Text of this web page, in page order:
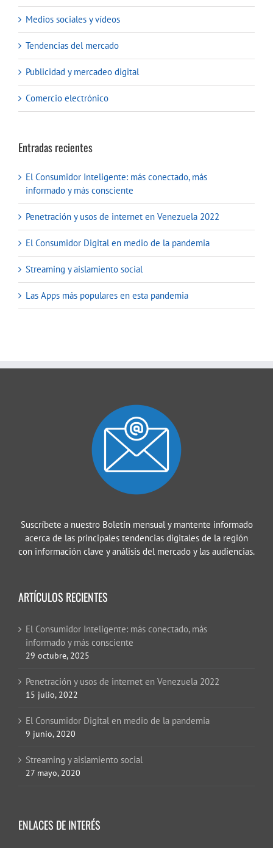
Medios sociales y vídeos
Tendencias del mercado
Publicidad y mercadeo digital
Comercio electrónico
Entradas recientes
El Consumidor Inteligente: más conectado, más
informado y más consciente
Penetración y usos de internet en Venezuela 2022
El Consumidor Digital en medio de la pandemia
Streaming y aislamiento social
Las Apps más populares en esta pandemia
Suscríbete a nuestro Boletín mensual y mantente informado
acerca de las principales tendencias digitales de la región
con información clave y análisis del mercado y las audiencias.
ARTÍCULOS RECIENTES
El Consumidor Inteligente: más conectado, más
informado y más consciente
29 octubre, 2025
Penetración y usos de internet en Venezuela 2022
15 julio, 2022
El Consumidor Digital en medio de la pandemia
9 junio, 2020
Streaming y aislamiento social
27 mayo, 2020
ENLACES DE INTERÉS